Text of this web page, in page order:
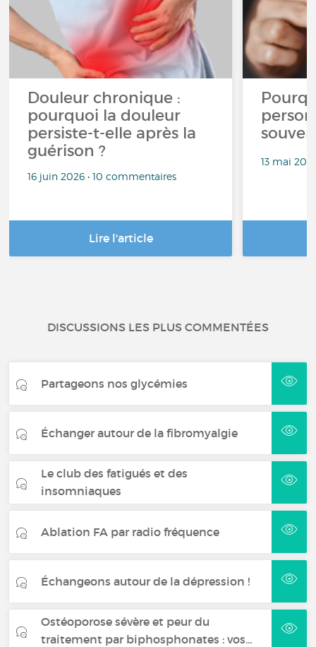
Douleur chronique :
pourquoi la douleur
persiste-t-elle après la
guérison ?
16 juin 2026 • 10 commentaires
Lire l'article
13 mai
DISCUSSIONS LES PLUS COMMENTÉES
Partageons nos glycémies
Échanger autour de la fibromyalgie
Le club des fatigués et des
insomniaques
Ablation FA par radio fréquence
Échangeons autour de la dépression !
Ostéoporose sévère et peur du
traitement par biphosphonates : vos…